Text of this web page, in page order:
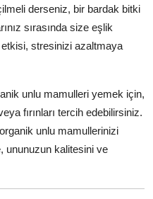
derseniz, bir bardak bitki
sırasında size eşlik
etkisi, stresinizi azaltmaya
unlu mamulleri yemek için,
fırınları tercih edebilirsiniz.
unlu mamullerinizi
ununuzun kalitesini ve